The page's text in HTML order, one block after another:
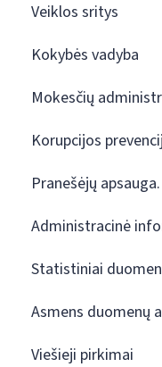
Veiklos sritys
Kokybės vadyba
Mokesčių
Korupcijos
Pranešėjų
Administracinė
Statistiniai
Asmens duomenų
Viešieji pirkimai